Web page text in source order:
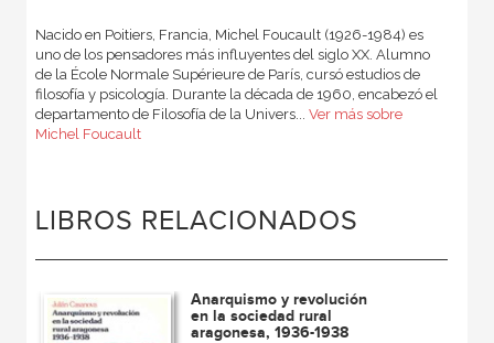
Nacido en Poitiers, Francia, Michel Foucault (1926-1984) es
uno de los pensadores más influyentes del siglo XX. Alumno
de la École Normale Supérieure de París, cursó estudios de
filosofía y psicología. Durante la década de 1960, encabezó el
departamento de Filosofía de la Univers... Ver más sobre
Michel Foucault
LIBROS RELACIONADOS
Anarquismo y revolución
en la sociedad rural
aragonesa, 1936-1938